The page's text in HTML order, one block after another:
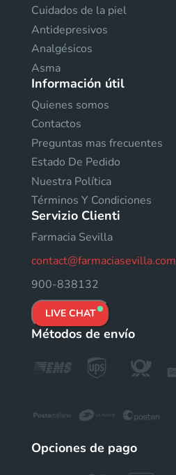
Cuidados de la piel
Antidepresivos
Analgésicos
Asma
Información útil
Quienes somos
Contactos
Preguntas mas frecuentes
Estado De Pedido
Nuestra Política
Términos Y Condiciones
Servizio Clienti
Farmacia Sevilla
contact@farmaciasevilla.com
900-838132
LIVE CHAT
Métodos de envío
Opciones de pago